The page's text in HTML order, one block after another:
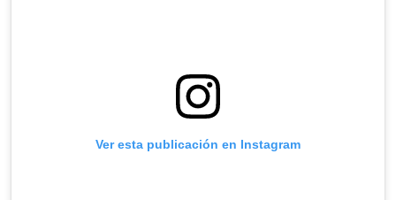
Ver esta publicación en Instagram